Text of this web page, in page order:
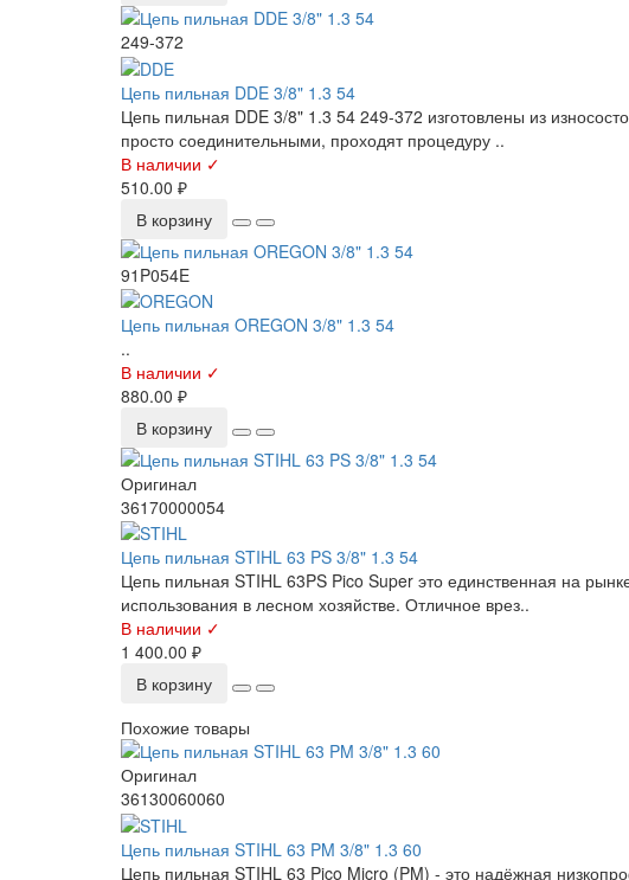
249-372
Цепь пильная DDE 3/8" 1.3 54
Цепь пильная DDE 3/8" 1.3 54 249-372 изготовлены из
просто соединительными, проходят процедуру ..
В наличии ✓
510.00 ₽
В корзину
91P054E
Цепь пильная OREGON 3/8" 1.3 54
..
В наличии ✓
880.00 ₽
В корзину
Оригинал
36170000054
Цепь пильная STIHL 63 PS 3/8" 1.3 54
Цепь пильная STIHL 63PS Pico Super это единственная на
использования в лесном хозяйстве. Отличное врез..
В наличии ✓
1 400.00 ₽
В корзину
Похожие товары
Оригинал
36130060060
Цепь пильная STIHL 63 PM 3/8" 1.3 60
Цепь пильная STIHL 63 Pico Micro (PM) - это надёжная